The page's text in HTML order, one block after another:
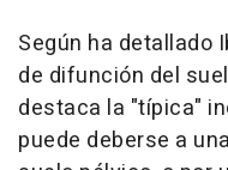
Según ha detallado
de difunción del
destaca la "típica"
puede deberse a